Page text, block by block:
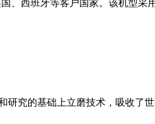
、西班牙等客户国家。该机型
究的基础上立磨技术，吸收